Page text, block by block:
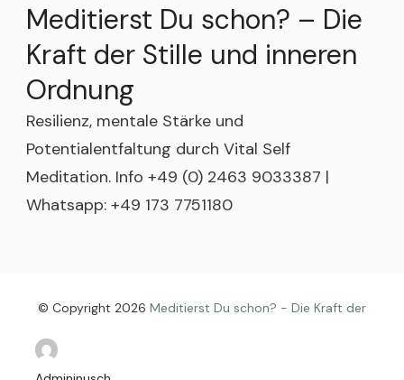
Meditierst Du schon? – Die
Kraft der Stille und inneren
Ordnung
Resilienz, mentale Stärke und
Potentialentfaltung durch Vital Self
Meditation. Info +49 (0) 2463 9033387 |
Whatsapp: +49 173 7751180
© Copyright 2026 Meditierst Du schon? - Die Kraft der
Meditation Coach | Developed By
. Powered by